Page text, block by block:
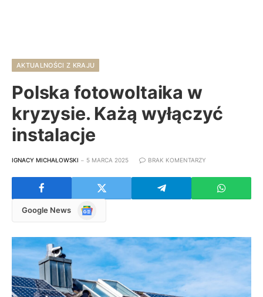
AKTUALNOŚCI Z KRAJU
Polska fotowoltaika w
kryzysie. Każą wyłączyć
instalacje
IGNACY MICHAŁOWSKI 5 MARCA 2025 BRAK KOMENTARZY
Google News
Google